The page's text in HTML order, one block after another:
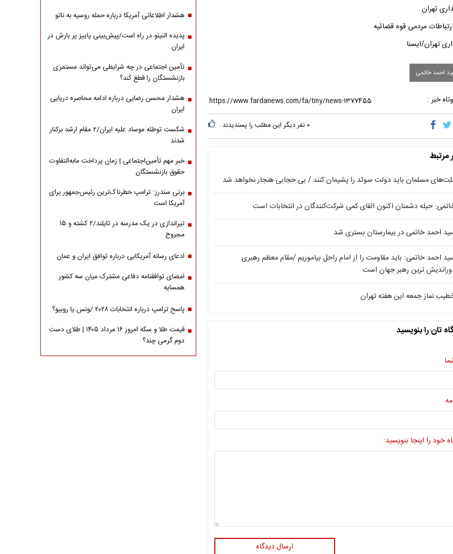
تهران
مردمی قوه قضائیه
تهران/ایسنا
احمد خاتمی
خبر :
۰ نفر دیگر این مطلب را پسندیدند
مرتبط
مسلمان باید دولت سوئد را پشیمان کنند / بی حجابی هنجار نخواهد شد
حیله دشمنان اکنون القای کمی شرکت‌کنندگان در انتخابات است
احمد خاتمی در بیمارستان بستری شد
احمد خاتمی: باید مقاومت را از امام راحل بیاموزیم /مقام معظم رهبری
ترین رهبر جهان است
نماز جمعه این هفته تهران
تان را بنویسید
خود را اینجا بنویسید:
ارسال دیدگاه
هشدار اطلاعاتی آمریکا درباره حمله روسیه به ناتو
پدیده النینو در راه است/پیش‌بینی پاییز پر بارش در
ایران
تأمین اجتماعی در چه شرایطی می‌تواند مستمری
بازنشستگان را قطع کند؟
هشدار محسن رضایی درباره ادامه محاصره دریایی
ایران
شکست توطئه موساد علیه ایران/۲ مقام‌ ارشد برکنار
شدند
خبر مهم تأمین‌اجتماعی | زمان پرداخت مابه‌التفاوت
حقوق بازنشستگان
برنی سندرز: ترامپ خطرناک‌ترین رئیس‌جمهور برای
آمریکا است
تیراندازی در یک مدرسه در تایلند/۲ کشته و ۱۵
مجروح
ادعای رسانه آمریکایی درباره توافق ایران و عمان
امضای توافقنامه دفاعی مشترک میان سه کشور
همسایه
پاسخ ترامپ درباره انتخابات ۲۰۲۸ /ونس یا روبیو؟
قیمت طلا و سکه امروز ۱۶ مرداد ۱۴۰۵ | طلای دست
دوم گرمی چند؟